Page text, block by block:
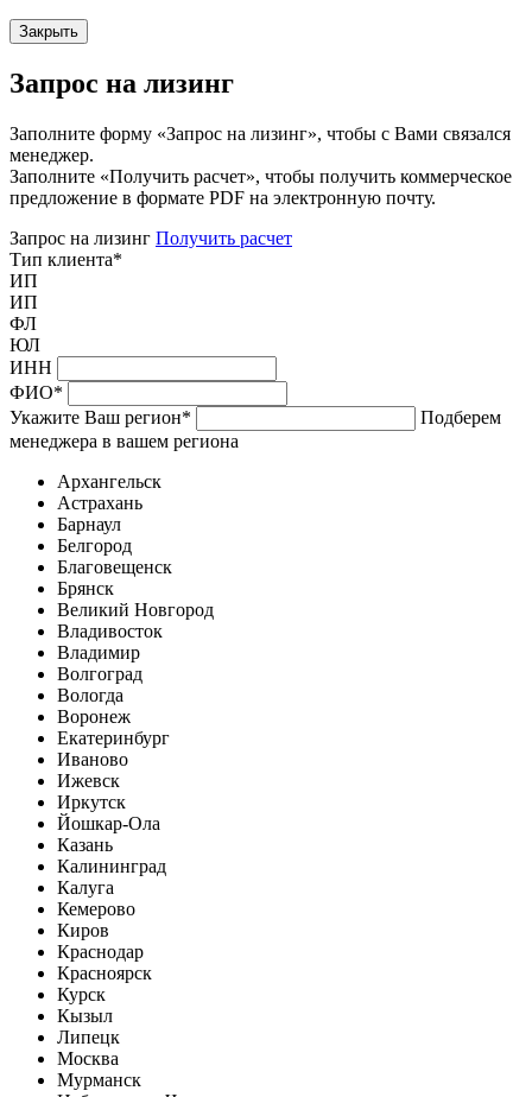
Закрыть
Запрос на лизинг
Заполните форму «Запрос на лизинг», чтобы с Вами связался
менеджер.
Заполните «Получить расчет», чтобы получить коммерческое
предложение в формате PDF на электронную почту.
Запрос на лизинг Получить расчет
Тип клиента*
ИП
ИП
ФЛ
ЮЛ
ИНН
ФИО*
Укажите Ваш регион*
Подберем
менеджера в вашем региона
Архангельск
Астрахань
Барнаул
Белгород
Благовещенск
Брянск
Великий Новгород
Владивосток
Владимир
Волгоград
Вологда
Воронеж
Екатеринбург
Иваново
Ижевск
Иркутск
Йошкар-Ола
Казань
Калининград
Калуга
Кемерово
Киров
Краснодар
Красноярск
Курск
Кызыл
Липецк
Москва
Мурманск